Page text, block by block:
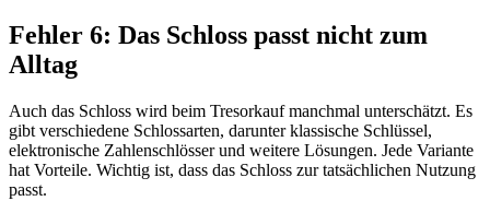
Fehler 6: Das Schloss passt nicht zum
Alltag
Auch das Schloss wird beim Tresorkauf manchmal unterschätzt. Es
gibt verschiedene Schlossarten, darunter klassische Schlüssel,
elektronische Zahlenschlösser und weitere Lösungen. Jede Variante
hat Vorteile. Wichtig ist, dass das Schloss zur tatsächlichen Nutzung
passt.